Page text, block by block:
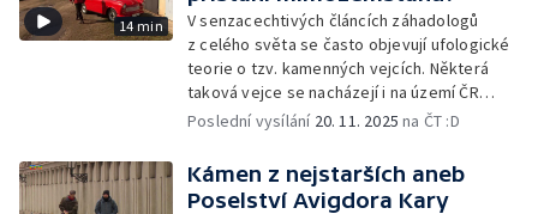
14 min
V senzacechtivých článcích záhadologů
z celého světa se často objevují ufologické
teorie o tzv. kamenných vejcích. Některá
taková vejce se nacházejí i na území ČR
a Wizard se pokusí jejich původ vědecky
Poslední vysílání 20. 11. 2025 na ČT :D
Kámen z nejstarších aneb
Poselství Avigdora Kary